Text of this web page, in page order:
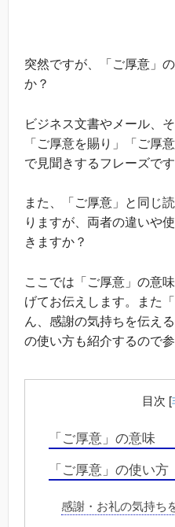
突然ですが、「ご厚意」
か？
ビジネス文書やメール、
「ご厚意を賜り」「ご厚
で見聞きするフレーズです
また、「ご厚意」と同じ
りますが、両者の違いや
きますか？
ここでは「ご厚意」の意
げてお伝えします。また
ん、感謝の気持ちを伝え
の使い方も紹介するので
目次 [
「ご厚意」の意味
「ご厚意」の使い方
感謝・お礼の気持ち